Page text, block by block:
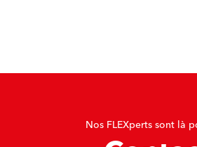
Nos FLEXperts sont là